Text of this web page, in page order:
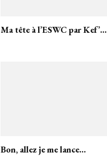
Ma tête à l’ESWC par Kef’…
Bon, allez je me lance…